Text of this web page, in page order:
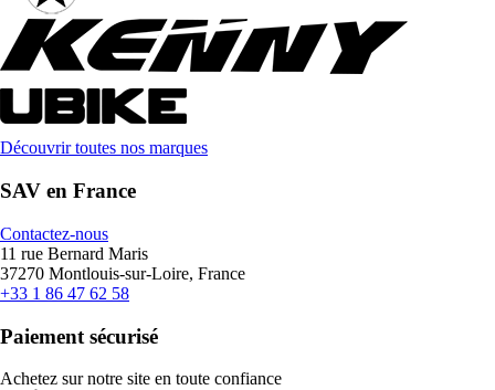
Découvrir toutes nos marques
SAV en France
Contactez-nous
11 rue Bernard Maris
37270 Montlouis-sur-Loire, France
+33 1 86 47 62 58
Paiement sécurisé
Achetez sur notre site en toute confiance